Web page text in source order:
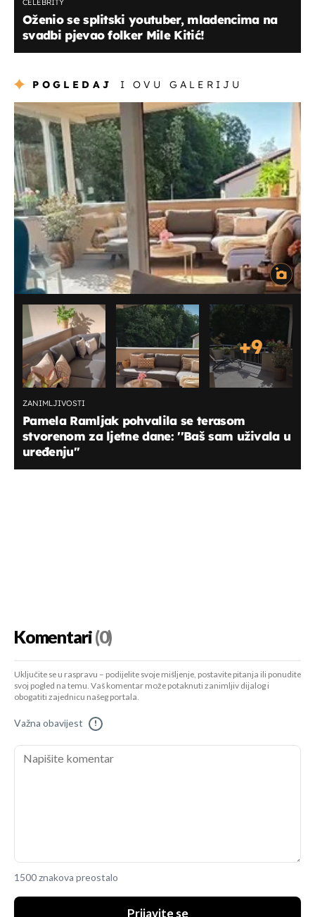
CELEBRITY
Oženio se splitski youtuber, mladencima na
svadbi pjevao folker Mile Kitić!
POGLEDAJ I OVU GALERIJU
+9
ZANIMLJIVOSTI
Pamela Ramljak pohvalila se terasom
stvorenom za ljetne dane: ''Baš sam uživala u
uređenju''
Komentari(0)
Uključite se u raspravu – podijelite svoje mišljenje, postavite pitanja ili ponudite
svoj pogled na temu. Vaš komentar može potaknuti zanimljiv dijalog i
obogatiti zajednicu našeg portala.
Važna obavijest !
1500 znakova preostalo